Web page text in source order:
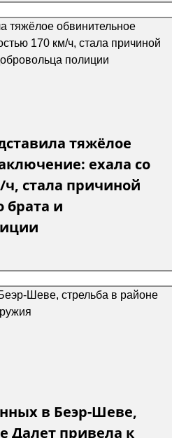
тяжёлое
ехала со
ч, стала причиной
брата и
в Беэр-Шеве,
Далет привела к